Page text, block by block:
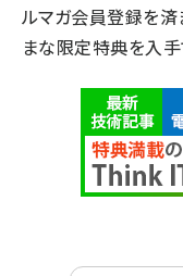
ルマガ会員登録を済
まな限定特典を入手